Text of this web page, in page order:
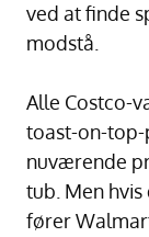
ved at finde
modstå.
Alle Costco-
toast-on-top-
nuværende
tub. Men
fører